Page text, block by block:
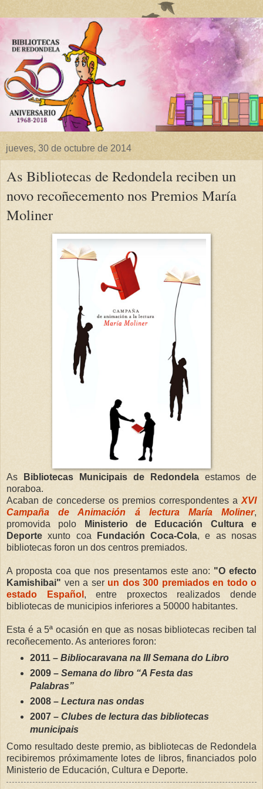
jueves, 30 de octubre de 2014
As Bibliotecas de Redondela reciben un
novo recoñecemento nos Premios María
Moliner
As Bibliotecas Municipais de Redondela estamos de
noraboa.
Acaban de concederse os premios correspondentes a XVI
Campaña de Animación á lectura María Moliner,
promovida polo
Ministerio de Educación Cultura e
Deporte xunto coa Fundación Coca-Cola, e as nosas
bibliotecas foron un dos centros premiados.
A proposta coa que nos presentamos este ano: "O efecto
Kamishibai" ven a ser un dos 300 premiados en todo o
estado Español , entre proxectos realizados dende
bibliotecas de municipios inferiores a 50000 habitantes.
Esta é a 5ª ocasión en que as nosas bibliotecas reciben tal
recoñecemento. As anteriores foron:
2011 – Bibliocaravana na III Semana do Libro
2009 – Semana do libro “A Festa das
Palabras”
2008 –Lectura nas ondas
2007 – Clubes de lectura das bibliotecas
municipais
Como resultado deste premio, as bibliotecas de Redondela
recibiremos próximamente lotes de libros, financiados polo
Ministerio de Educación, Cultura e Deporte.